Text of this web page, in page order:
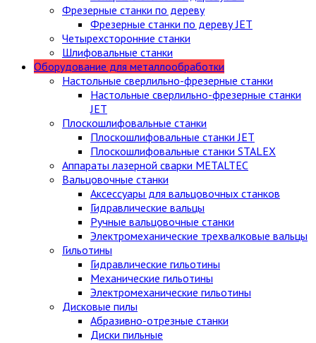
Фрезерные станки по дереву
Фрезерные станки по дереву JET
Четырехсторонние станки
Шлифовальные станки
Оборудование для металлообработки
Настольные сверлильно-фрезерные станки
Настольные сверлильно-фрезерные станки
JET
Плоскошлифовальные станки
Плоскошлифовальные станки JET
Плоскошлифовальные станки STALEX
Аппараты лазерной сварки METALTEC
Вальцовочные станки
Аксессуары для вальцовочных станков
Гидравлические вальцы
Ручные вальцовочные станки
Электромеханические трехвалковые вальцы
Гильотины
Гидравлические гильотины
Механические гильотины
Электромеханические гильотины
Дисковые пилы
Абразивно-отрезные станки
Диски пильные